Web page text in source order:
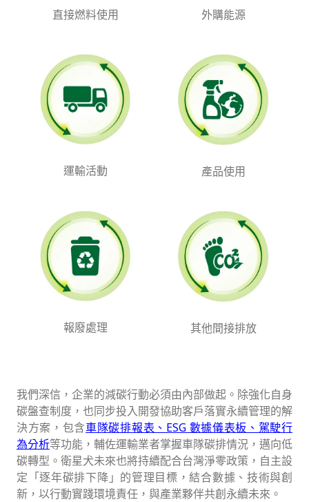
直接燃料使用 外購能源
運輸活動 產品使用
報廢處理 其他間接排放
我們深信，企業的減碳行動必須由內部做起。除強化自身
碳盤查制度，也同步投入開發協助客戶落實永續管理的解
決方案，包含車隊碳排報表、ESG 數據儀表板、駕駛行
為分析等功能，輔佐運輸業者掌握車隊碳排情況，邁向低
碳轉型。衛星犬未來也將持續配合台灣淨零政策，自主設
定「逐年碳排下降」的管理目標，結合數據、技術與創
新，以行動實踐環境責任，與產業夥伴共創永續未來。